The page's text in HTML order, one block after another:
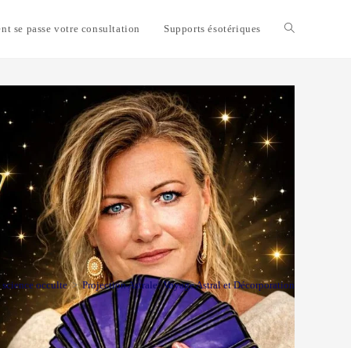
se passe votre consultation Supports ésotériques Toggle
website
occulte > Projection Astrale: Voyage Astral et Décorporation